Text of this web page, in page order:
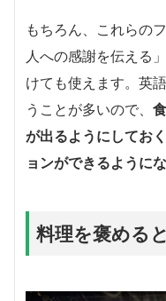
もちろん、これらの
人への感謝を伝える
けても使えます。英
うことが多いので、
が出るようにしてお
ョンができるように
料理を褒める